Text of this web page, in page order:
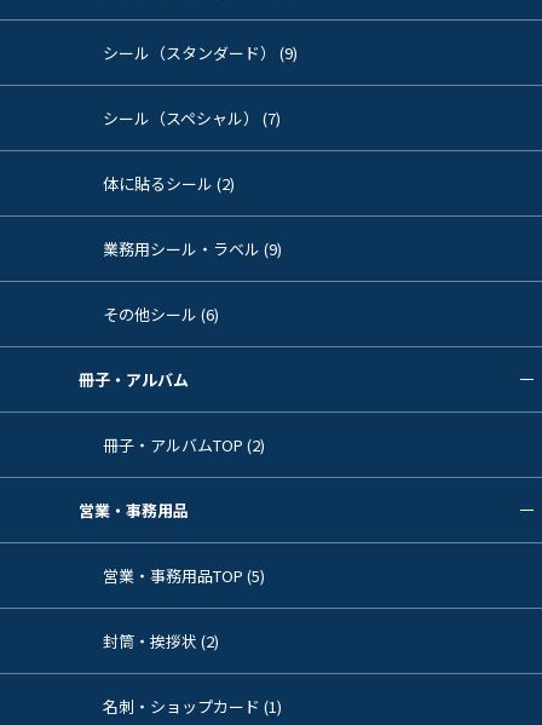
シール（スタンダード） (9)
シール（スペシャル） (7)
体に貼るシール (2)
業務用シール・ラベル (9)
その他シール (6)
冊子・アルバム
冊子・アルバムTOP (2)
営業・事務用品
営業・事務用品TOP (5)
封筒・挨拶状 (2)
名刺・ショップカード (1)